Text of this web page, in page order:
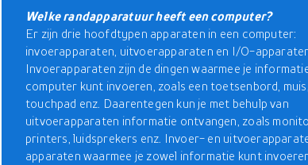
Welke randapparatuur heeft een computer?
Er zijn drie hoofdtypen apparaten in een computer:
invoerapparaten, uitvoerapparaten en I/O-
Invoerapparaten zijn de dingen waarmee je
computer kunt invoeren, zoals een toetsenbord, muis,
touchpad enz. Daarentegen kun je met behulp van
uitvoerapparaten informatie ontvangen, zoals
printers, luidsprekers enz. Invoer- en
apparaten waarmee je zowel informatie kunt